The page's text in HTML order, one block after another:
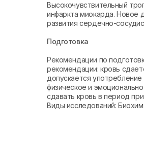
Высокочувствительный
инфаркта миокарда. Новое
развития сердечно-
Подготовка
Рекомендации по
рекомендации: кровь
допускается употребление
физическое и
сдавать кровь в период
Виды исследований: